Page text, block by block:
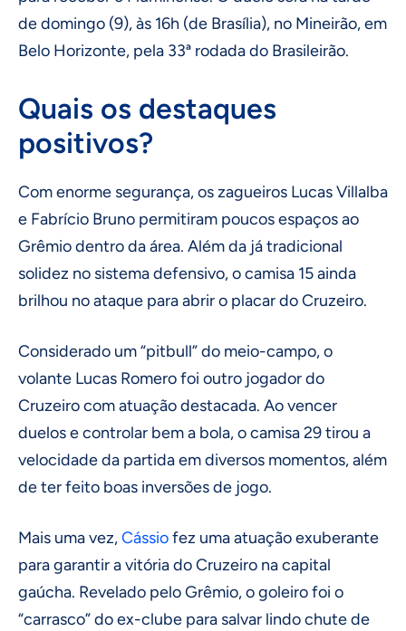
de domingo (9), às 16h (de Brasília), no Mineirão, em
Belo Horizonte, pela 33ª rodada do Brasileirão.
Quais os destaques
positivos?
Com enorme segurança, os zagueiros Lucas Villalba
e Fabrício Bruno permitiram poucos espaços ao
Grêmio dentro da área. Além da já tradicional
solidez no sistema defensivo, o camisa 15 ainda
brilhou no ataque para abrir o placar do Cruzeiro.
Considerado um “pitbull” do meio-campo, o
volante Lucas Romero foi outro jogador do
Cruzeiro com atuação destacada. Ao vencer
duelos e controlar bem a bola, o camisa 29 tirou a
velocidade da partida em diversos momentos, além
de ter feito boas inversões de jogo.
Mais uma vez,Cássiofez uma atuação exuberante
para garantir a vitória do Cruzeiro na capital
gaúcha. Revelado pelo Grêmio, o goleiro foi o
“carrasco” do ex-clube para salvar lindo chute de